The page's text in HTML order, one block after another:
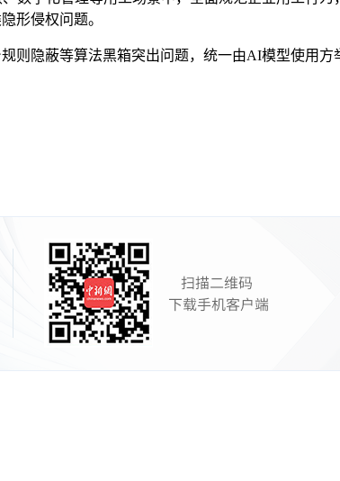
形侵权问题。
隐蔽等算法黑箱突出问题，统一由AI模型使用方